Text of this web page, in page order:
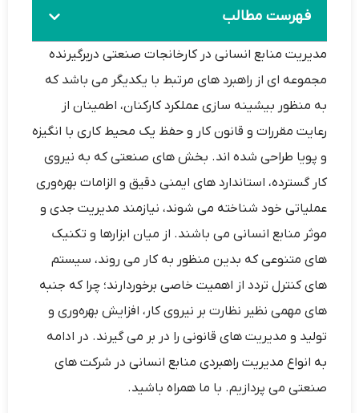
فهرست مطالب
مدیریت منابع انسانی در کارخانجات صنعتی دربرگیرنده
مجموعه ‌ای از راهبرد های مرتبط با یکدیگر می‌ باشد که
به منظور بیشینه سازی عملکرد کارکنان، اطمینان از
رعایت مقررات و قانون کار و حفظ یک محیط کاری با انگیزه
و پویا طراحی شده‌ اند. بخش‌ های صنعتی که به نیروی
کار گسترده، استاندارد های ایمنی دقیق و الزامات بهره‌وری
عملیاتی خود شناخته می‌ شوند، نیازمند مدیریت جدی و
موثر منابع انسانی می ‌باشند. از میان ابزارها و تکنیک‌
های متنوعی که بدین منظور به کار می‌ روند، سیستم‌
های کنترل تردد از اهمیت خاصی برخوردارند؛ چرا که جنبه‌
های مهمی نظیر نظارت بر نیروی کار، افزایش بهره‌وری و
تولید و مدیریت‌ های قانونی را در بر می ‌گیرند. در ادامه
به انواع مدیریت راهبردی منابع انسانی در شرکت ‌های
صنعتی می‌ پردازیم. با ما همراه باشید.